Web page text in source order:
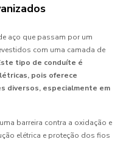
aço que passam por um
com uma camada de
tipo de conduíte é
pois oferece
diversos, especialmente em
barreira contra a oxidação e
elétrica e proteção dos fios